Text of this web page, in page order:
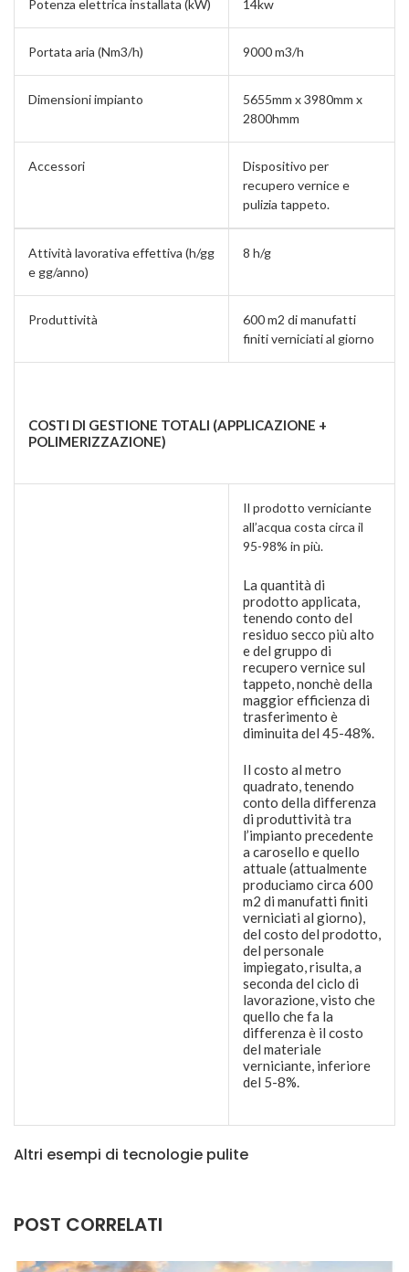
Potenza elettrica installata (kW) 14kw
Portata aria (Nm3/h) 9000 m3/h
Dimensioni impianto
5655mm x 3980mm x
2800hmm
Accessori
Dispositivo per
recupero vernice e
pulizia tappeto.
Attività lavorativa effettiva (h/gg
e gg/anno)
8 h/g
Produttività
600 m2 di manufatti
finiti verniciati al giorno
COSTI DI GESTIONE TOTALI (APPLICAZIONE +
POLIMERIZZAZIONE)
Il prodotto verniciante
all’acqua costa circa il
95-98% in più.
La quantità di
prodotto applicata,
tenendo conto del
residuo secco più alto
e del gruppo di
recupero vernice sul
tappeto, nonchè della
maggior efficienza di
trasferimento è
diminuita del 45-48%.
Il costo al metro
quadrato, tenendo
conto della differenza
di produttività tra
l’impianto precedente
a carosello e quello
attuale (attualmente
produciamo circa 600
m2 di manufatti finiti
verniciati al giorno),
del costo del prodotto,
del personale
impiegato, risulta, a
seconda del ciclo di
lavorazione, visto che
quello che fa la
differenza è il costo
del materiale
verniciante, inferiore
del 5-8%.
Altri esempi di tecnologie pulite
POST CORRELATI